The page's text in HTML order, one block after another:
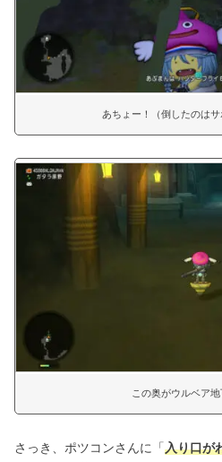
あちょー！（倒したのはサ
この奥がウルベア
さっき、ポツコンさんに「入り口が